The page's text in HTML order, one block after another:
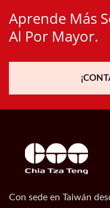
Aprende Más
Al Por Mayor.
Con sede en Taiwán